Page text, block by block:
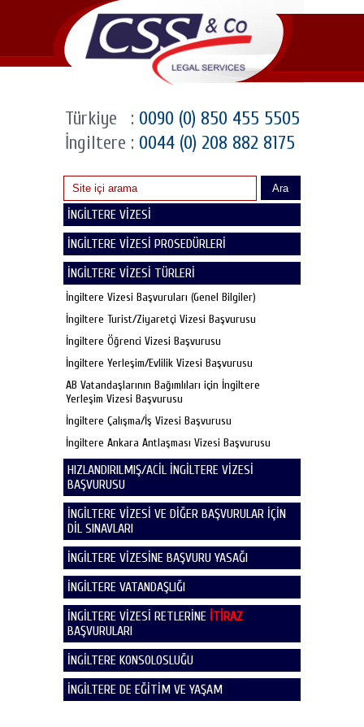
Türkiye : 0090 (0) 850 455 5505
İngiltere : 0044 (0) 208 882 8175
Ara
İNGİLTERE VİZESİ
İNGİLTERE VİZESİ PROSEDÜRLERİ
İNGİLTERE VİZESİ TÜRLERİ
İngiltere Vizesi Başvuruları (Genel Bilgiler)
İngiltere Turist/Ziyaretçi Vizesi Başvurusu
İngiltere Öğrenci Vizesi Başvurusu
İngiltere Yerleşim/Evlilik Vizesi Başvurusu
AB Vatandaşlarının Bağımlıları için İngiltere
Yerleşim Vizesi Başvurusu
İngiltere Çalışma/İş Vizesi Başvurusu
İngiltere Ankara Antlaşması Vizesi Başvurusu
HIZLANDIRILMIŞ/ACİL İNGİLTERE VİZESİ
BAŞVURUSU
İNGİLTERE VİZESİ VE DİĞER BAŞVURULAR İÇİN
DİL SINAVLARI
İNGİLTERE VİZESİNE BAŞVURU YASAĞI
İNGİLTERE VATANDAŞLIĞI
İNGİLTERE VİZESİ RETLERİNE İTİRAZ
BAŞVURULARI
İNGİLTERE KONSOLOSLUĞU
İNGİLTERE DE EĞİTİM VE YAŞAM